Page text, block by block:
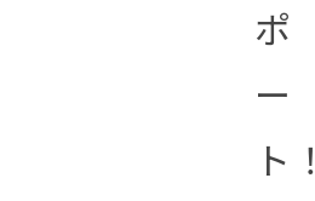
ポ
ー
ト！